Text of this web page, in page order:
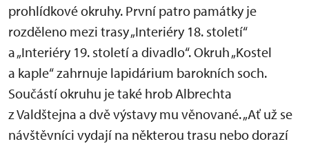
prohlídkové okruhy. První patro památky je
rozděleno mezi trasy „Interiéry 18. století“
a „Interiéry 19. století a divadlo“. Okruh „Kostel
a kaple“ zahrnuje lapidárium barokních soch.
Součástí okruhu je také hrob Albrechta
z Valdštejna a dvě výstavy mu věnované. „Ať už se
návštěvníci vydají na některou trasu nebo dorazí